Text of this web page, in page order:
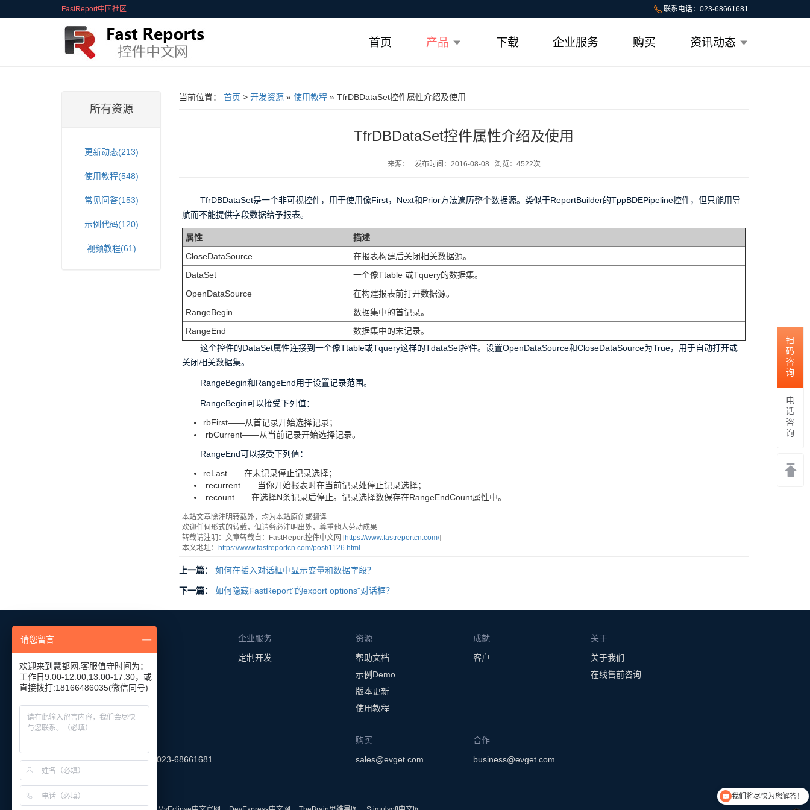
FastReport中国社区 联系电话：023-68661681
首页 产品 下载 企业服务 购买 资讯动态
所有资源
更新动态(213)
使用教程(548)
常见问答(153)
示例代码(120)
视频教程(61)
当前位置： 首页 > 开发资源 » 使用教程 » TfrDBDataSet控件属性介绍及使用
TfrDBDataSet控件属性介绍及使用
来源： 发布时间：2016-08-08 浏览：4522次
TfrDBDataSet是一个非可视控件，用于使用像First，Next和Prior方法遍历整个数据源。类似于ReportBuilder的TppBDEPipeline控件，但只能用导
航而不能提供字段数据给予报表。
属性
描述
CloseDataSource
在报表构建后关闭相关数据源。
DataSet
一个像Ttable 或Tquery的数据集。
OpenDataSource
在构建报表前打开数据源。
RangeBegin
数据集中的首记录。
RangeEnd
数据集中的末记录。
这个控件的DataSet属性连接到一个像Ttable或Tquery这样的TdataSet控件。设置OpenDataSource和CloseDataSource为True，用于自动打开或
关闭相关数据集。
RangeBegin和RangeEnd用于设置记录范围。
RangeBegin可以接受下列值：
rbFirst——从首记录开始选择记录；
rbCurrent——从当前记录开始选择记录。
RangeEnd可以接受下列值：
reLast——在末记录停止记录选择；
recurrent——当你开始报表时在当前记录处停止记录选择；
recount——在选择N条记录后停止。记录选择数保存在RangeEndCount属性中。
本站文章除注明转载外，均为本站原创或翻译
欢迎任何形式的转载，但请务必注明出处，尊重他人劳动成果
转载请注明：文章转载自：FastReport控件中文网 [https://www.fastreportcn.com/]
本文地址：
https://www.fastreportcn.com/post/1126.html
上一篇： 如何在插入对话框中显示变量和数据字段？
下一篇： 如何隐藏FastReport"的export options"对话框？
获取产品
产品报价
企业服务
定制开发
资源
帮助文档
示例Demo
版本更新
使用教程
成就
客户
关于
关于我们
在线售前咨询
重庆总部 023-68661681
购买
sales@evget.com
合作
business@evget.com
扫码咨询
电话咨询
我们将尽快为您解答！
请您留言
欢迎来到慧都网,客服值守时间为：
工作日9:00-12:00,13:00-17:30，或
直接拨打:18166486035(微信同号)